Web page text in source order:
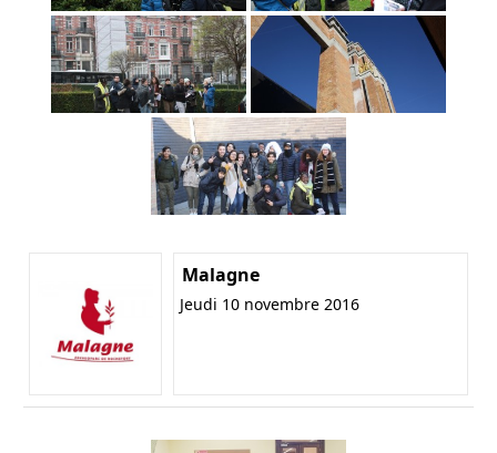
Malagne
Jeudi 10 novembre 2016